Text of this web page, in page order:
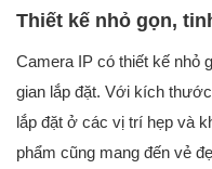
Thiết kế nhỏ gọn,
Camera IP có thiết kế nhỏ
gian lắp đặt. Với kích
lắp đặt ở các vị trí hẹp và
phẩm cũng mang đến vẻ